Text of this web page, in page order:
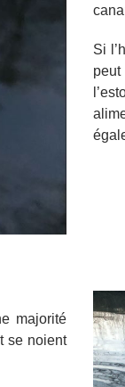
Si
majorité
se noient